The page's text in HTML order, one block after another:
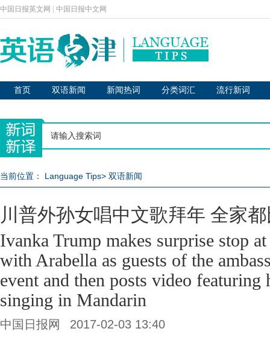
中国日报英文网 中国日报中文网
首页 双语新闻 新闻热词 分类词汇 流行新词
当前位置： Language Tips> 双语新闻
川普外孙女唱中文歌拜年 全家
Ivanka Trump makes surprise stop
with Arabella as guests of the
event and then posts video featuring
singing in Mandarin
中国日报网 2017-02-03 13:40